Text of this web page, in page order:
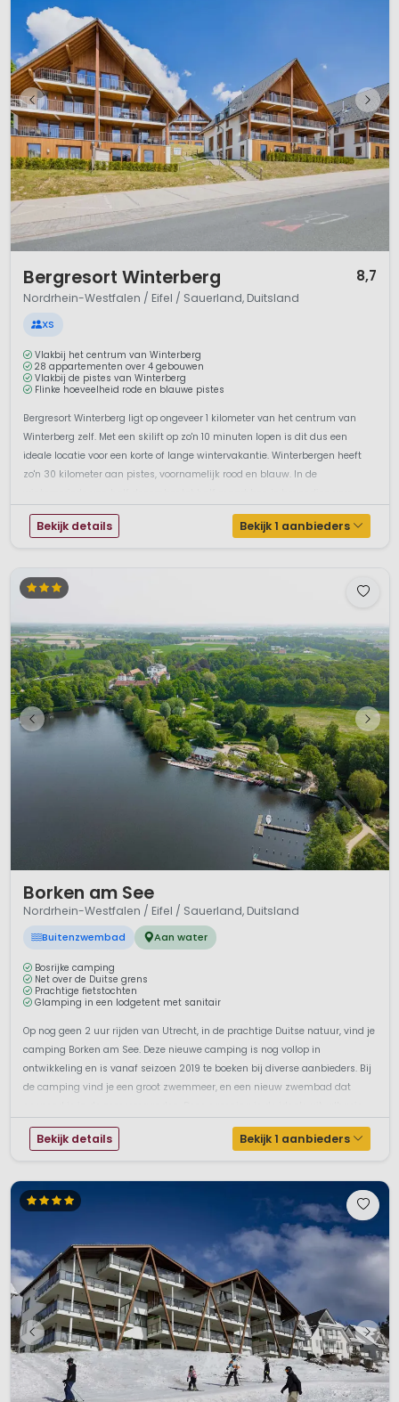
Bergresort Winterberg 8,7
Nordrhein-Westfalen / Eifel / Sauerland, Duitsland
XS
Vlakbij het centrum van Winterberg
28 appartementen over 4 gebouwen
Vlakbij de pistes van Winterberg
Flinke hoeveelheid rode en blauwe pistes
Bergresort Winterberg ligt op ongeveer 1 kilometer van het centrum van
Winterberg zelf. Met een skilift op zo'n 10 minuten lopen is dit dus een
ideale locatie voor een korte of lange wintervakantie. Winterbergen heeft
zo'n 30 kilometer aan pistes, voornamelijk rood en blauw. In de
Bekijk details Bekijk 1 aanbieders
Borken am See
Nordrhein-Westfalen / Eifel / Sauerland, Duitsland
Buitenzwembad Aan water
Bosrijke camping
Net over de Duitse grens
Prachtige fietstochten
Glamping in een lodgetent met sanitair
Op nog geen 2 uur rijden van Utrecht, in de prachtige Duitse natuur, vind je
camping Borken am See. Deze nieuwe camping is nog vollop in
ontwikkeling en is vanaf seizoen 2019 te boeken bij diverse aanbieders. Bij
de camping vind je een groot zwemmeer, en een nieuw zwembad dat
om ...
Bekijk details Bekijk 1 aanbieders